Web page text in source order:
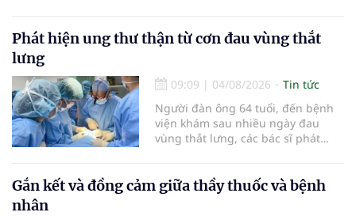
là những nội dung trọng tâm được
báo cáo tại Hội thảo khoa học cập
tiêu hóa - gan mật vừa diễn ra
quốc tế Hồng Bàng.
Phát hiện ung thư thận từ cơn đau vùng thắt
lưng
09:09 | 04/08/2026
Tin tức
Người đàn ông 64 tuổi, đến bệnh
viện khám sau nhiều ngày đau
vùng thắt lưng, các bác sĩ phát
biểu mô tế bào thận. Với khối u còn
ở giai đoạn sớm, người bệnh được
Gắn kết và đồng cảm giữa thầy thuốc và bệnh
nhân